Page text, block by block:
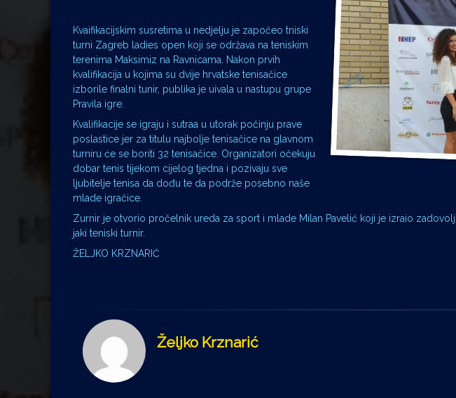
Kvaifikacijskim susretima u nedjelju je započeo tniski
turni Zagreb ladies open koji se održava na teniskim
terenima Maksimiz na Ravnicama. Nakon prvih
kvalifikacija u kojima su dvije hrvatske tenisačice
izborile finalni tunir, publika je uivala u nastupu grupe
Pravila igre.
Kvalifikacije se igraju i sutraa u utorak počinju prave
poslastice jer za titulu najbolje tenisačice na glavnom
turniru će se boriti 32 tenisačice. Organizatori očekuju
dobar tenis tijekom cijelog tjedna i pozivaju sve
ljubitelje tenisa da dođu te da podrže posebno naše
mlade igračice.
Zurnir je otvorio pročelnik ureda za sport i mlade Milan Pavelić koji je izraio
jaki teniski turnir.
ŽELJKO KRZNARIĆ
Željko Krznarić